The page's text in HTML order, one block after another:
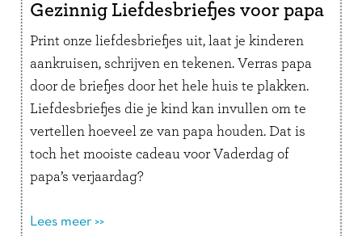
Gezinnig Liefdesbriefjes voor papa
Print onze liefdesbriefjes uit, laat je kinderen
aankruisen, schrijven en tekenen. Verras papa
door de briefjes door het hele huis te plakken.
Liefdesbriefjes die je kind kan invullen om te
vertellen hoeveel ze van papa houden. Dat is
toch het mooiste cadeau voor Vaderdag of
papa’s verjaardag?
Lees meer >>